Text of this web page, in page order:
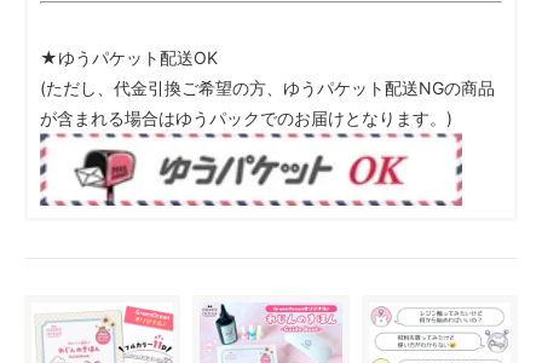
★ゆうパケット配送OK
(ただし、代金引換ご希望の方、ゆうパケット配送NGの商品
が含まれる場合はゆうパックでのお届けとなります。)